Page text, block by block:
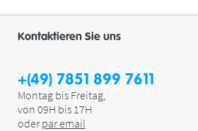
Kontaktieren Sie uns
+(49) 7851 899 7611
Montag bis Freitag,
von 09H bis 17H
oder paremail